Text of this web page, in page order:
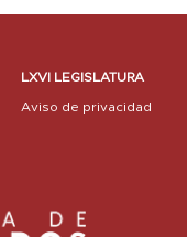
LXVI LEGISLATURA
Aviso de privacidad